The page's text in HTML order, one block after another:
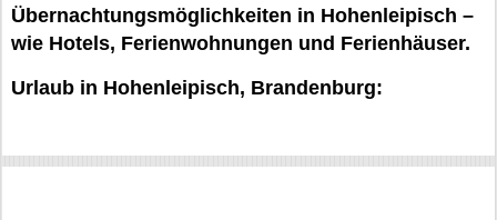
Übernachtungsmöglichkeiten in Hohenleipisch –
wie Hotels, Ferienwohnungen und Ferienhäuser.
Urlaub in Hohenleipisch, Brandenburg: